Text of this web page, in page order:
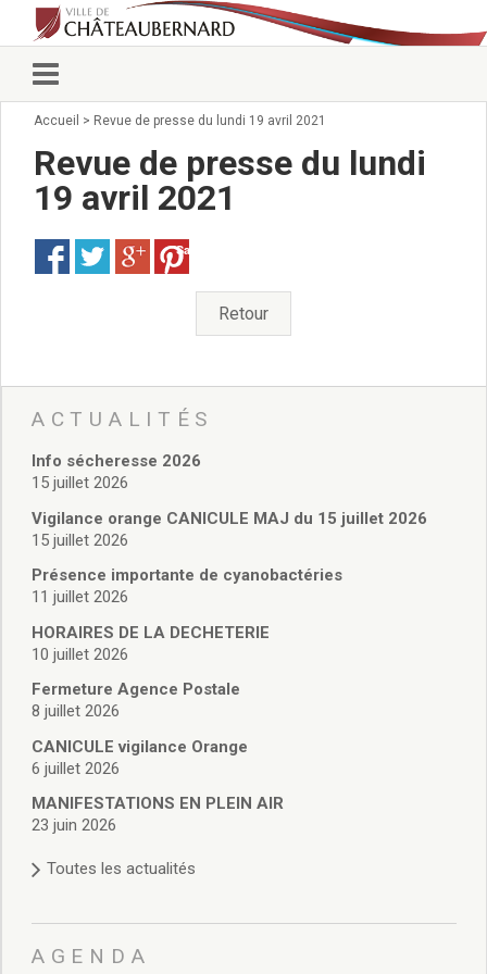
Vie municipale
Conseillers municipaux
Commissions 2026
Arrêtés du Maire
Services municipaux
Pour venir nous voir
administratives
Services Techniques
Affaires Scolaires
Vie associative
Police Municipale/règlementation
Cimetière/réglementation funéraire
Services en ligne
Licences boissons
Cadastre
Actes d’état civil
Budget de Fonctionnement
Budget d’Investissement
Conseils municipaux
Règlement du conseil municipal
Délibérations 2025
Délibérations 2022
Accueil > Revue de presse du lundi 19 avril 2021
Revue de presse du lundi
19 avril 2021
Save
Retour
ACTUALITÉS
Info sécheresse 2026
15 juillet 2026
Vigilance orange CANICULE MAJ du 15 juillet 2026
15 juillet 2026
Présence importante de cyanobactéries
11 juillet 2026
HORAIRES DE LA DECHETERIE
10 juillet 2026
Fermeture Agence Postale
8 juillet 2026
CANICULE vigilance Orange
6 juillet 2026
MANIFESTATIONS EN PLEIN AIR
23 juin 2026
Toutes les actualités
AGENDA